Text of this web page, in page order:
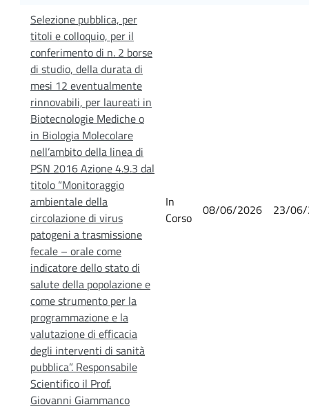
Selezione pubblica, per
titoli e colloquio, per il
conferimento di n. 2 borse
di studio, della durata di
mesi 12 eventualmente
rinnovabili, per laureati in
Biotecnologie Mediche o
in Biologia Molecolare
nell’ambito della linea di
PSN 2016 Azione 4.9.3 dal
titolo “Monitoraggio
ambientale della
circolazione di virus
patogeni a trasmissione
fecale – orale come
indicatore dello stato di
salute della popolazione e
come strumento per la
programmazione e la
valutazione di efficacia
degli interventi di sanità
pubblica”. Responsabile
Scientifico il Prof.
Giovanni Giammanco
In
Corso
08/06/2026 23/